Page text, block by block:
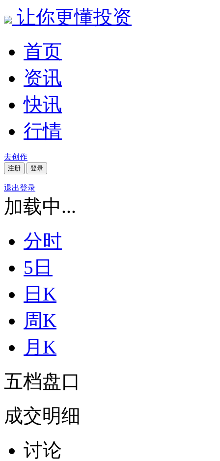
让你更懂投资
首页
资讯
快讯
行情
去创作
注册 登录
退出登录
加载中...
分时
5日
日K
周K
月K
五档盘口
成交明细
讨论